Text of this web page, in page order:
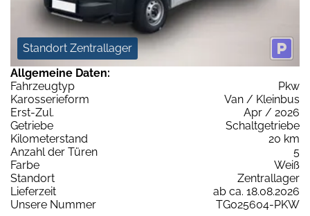
Standort Zentrallager
Allgemeine Daten:
Fahrzeugtyp
Pkw
Karosserieform
Van / Kleinbus
Erst-Zul.
Apr / 2026
Getriebe
Schaltgetriebe
Kilometerstand
20 km
Anzahl der Türen
5
Farbe
Weiß
Standort
Zentrallager
Lieferzeit
ab ca. 18.08.2026
Unsere Nummer
TG025604-PKW